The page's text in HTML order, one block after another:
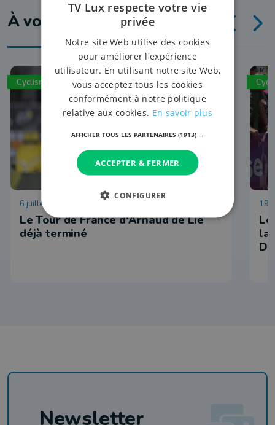
À voir aussi
Cyclisme
6 juillet 2026 à 19:01
Le Tour de France d'Arnaud de Lie
déjà terminé
19
la
Newsletter
TV Lux respecte votre vie
privée
Notre site Web utilise des cookies
pour améliorer l'expérience
utilisateur. En utilisant notre site Web,
vous acceptez tous les cookies
conformément à notre politique
relative aux cookies. En savoir plus
AFFICHER TOUS LES PARTENAIRES (1913) →
ACCEPTER & FERMER
CONFIGURER